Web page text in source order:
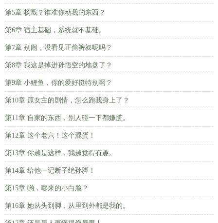
第5章 杨戬？谁准你动我的东西？
第6章 宿主基础，系统就不基础。
第7章 别闹，没看见正偷裤衩呢吗？
第8章 我这是掉进孙悟空的地盘了？
第9章 小鲤鱼，你的爱好挺特别啊？
第10章 原女主的剧情，怎么跑我身上了？
第11章 自家的东西，别人碰一下都嫌脏。
第12章 这个老六！这个混蛋！
第13章 你越是这样，我越觉得有趣。
第14章 给他一记断子绝孙脚！
第15章 哟，哪来的小白脸？
第16章 她从头到脚，从里到外都是我的。